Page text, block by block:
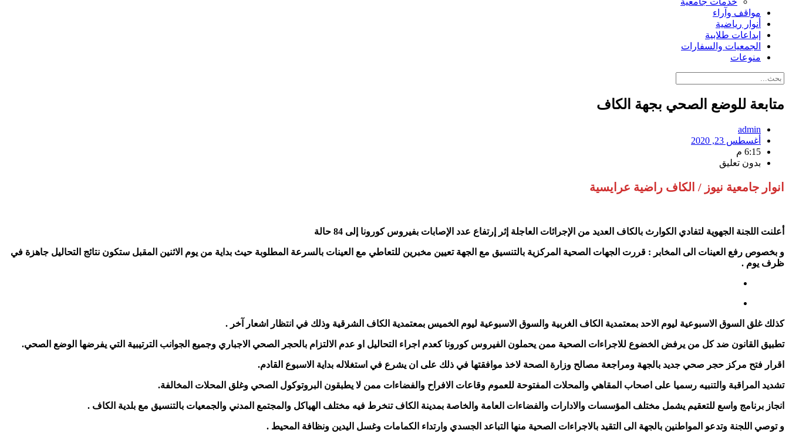
مواقف وآراء
أنوار رياضية
إبداعات طلابية
الجمعيات والسفارات
منوعات
متابعة للوضع الصحي بجهة الكاف
admin
أغسطس 23, 2020
6:15 م
بدون تعليق
انوار جامعية نيوز / الكاف راضية عرايسية
أعلنت اللجنة الجهوية لتفادي الكوارث بالكاف العديد من الإجرائات العاجلة إثر إرتفاع عدد الإصابات بفيروس كورونا إلى 84 حالة
و بخصوص رفع العينات الى المخابر : قررت الجهات الصحية المركزية بالتنسيق مع الجهة تعيين مخبرين للتعاطي مع العينات بالسرعة المطلوبة حيث بداية من يوم الاثنين المقبل ستكون نتائج التحاليل جاهزة في
ظرف يوم .
كذلك غلق السوق الاسبوعية ليوم الاحد بمعتمدية الكاف الغربية والسوق الاسبوعية ليوم الخميس بمعتمدية الكاف الشرقية وذلك في انتظار اشعار آخر .
تطبيق القانون ضد كل من يرفض الخضوع للاجراءات الصحية ممن يحملون الفيروس كورونا كعدم اجراء التحاليل او عدم الالتزام بالحجر الصحي الاجباري وجميع الجوانب الترتيبية التي يفرضها الوضع الصحي.
اقرار فتح مركز حجر صحي جديد بالجهة ومراجعة مصالح وزارة الصحة لاخذ موافقتها في ذلك على ان يشرع في استغلاله بداية الاسبوع القادم.
تشديد المراقبة والتنبيه رسميا على اصحاب المقاهي والمحلات المفتوحة للعموم وقاعات الافراح والفضاءات ممن لا يطبقون البروتوكول الصحي وغلق المحلات المخالفة.
انجاز برنامج واسع للتعقيم يشمل مختلف المؤسسات والادارات والفضاءات العامة والخاصة بمدينة الكاف تنخرط فيه مختلف الهياكل والمجتمع المدني والجمعيات بالتنسيق مع بلدية الكاف .
و توصي اللجنة وتدعو المواطنين بالجهة الى التقيد بالاجراءات الصحية منها التباعد الجسدي وارتداء الكمامات وغسل اليدين ونظافة المحيط .